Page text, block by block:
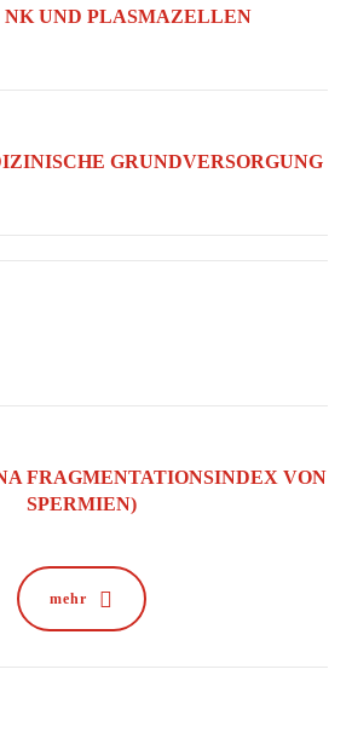
NK UND PLASMAZELLEN
GRUNDVERSORGUNG
FRAGMENTATIONSINDEX VON
SPERMIEN)
mehr